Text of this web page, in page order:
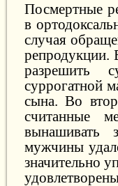
Посмертные
в
случая
репродукции.
разрешить
суррогатной
сына. Во
считанные
вынашивать
мужчины
значительно